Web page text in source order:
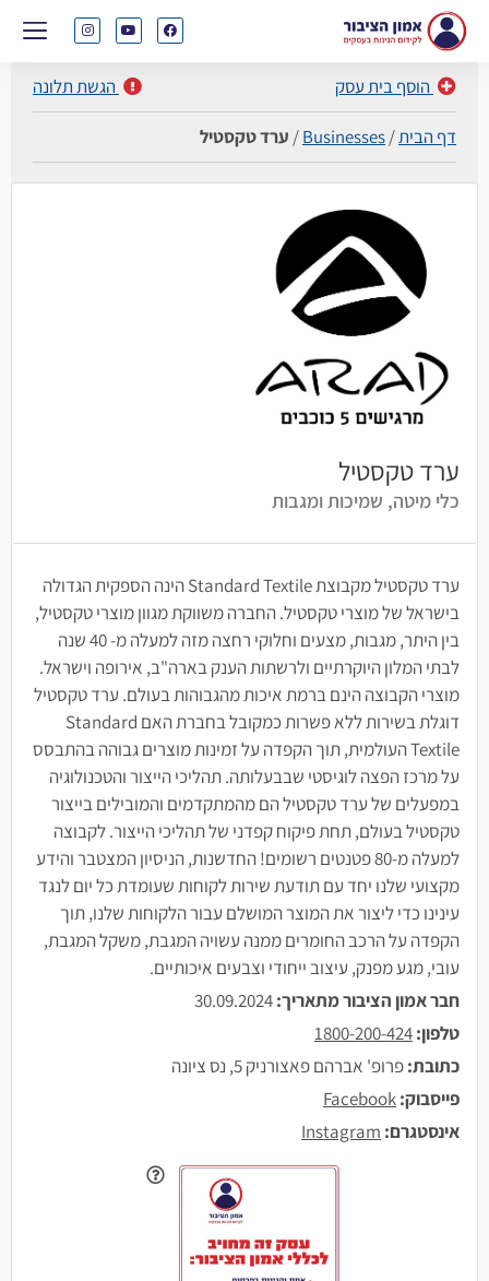
הוסף בית עסק הגשת תלונה
דף הבית/
Businesses
/ ערד טקסטיל
ערד טקסטיל
כלי מיטה, שמיכות ומגבות
ערד טקסטיל מקבוצת Standard Textile הינה הספקית הגדולה
בישראל של מוצרי טקסטיל. החברה משווקת מגוון מוצרי טקסטיל,
בין היתר, מגבות, מצעים וחלוקי רחצה מזה למעלה מ- 40 שנה
לבתי המלון היוקרתיים ולרשתות הענק בארה"ב, אירופה וישראל.
מוצרי הקבוצה הינם ברמת איכות מהגבוהות בעולם. ערד טקסטיל
דוגלת בשירות ללא פשרות כמקובל בחברת האם Standard
Textile העולמית, תוך הקפדה על זמינות מוצרים גבוהה בהתבסס
על מרכז הפצה לוגיסטי שבבעלותה. תהליכי הייצור והטכנולוגיה
במפעלים של ערד טקסטיל הם מהמתקדמים והמובילים בייצור
טקסטיל בעולם, תחת פיקוח קפדני של תהליכי הייצור. לקבוצה
למעלה מ-80 פטנטים רשומים! החדשנות, הניסיון המצטבר והידע
מקצועי שלנו יחד עם תודעת שירות לקוחות שעומדת כל יום לנגד
עינינו כדי ליצור את המוצר המושלם עבור הלקוחות שלנו, תוך
הקפדה על הרכב החומרים ממנה עשויה המגבת, משקל המגבת,
עובי, מגע מפנק, עיצוב ייחודי וצבעים איכותיים.
חבר אמון הציבור מתאריך:
טלפון:1800-200-424
כתובת:פרופ' אברהם פאצורניק 5, נס ציונה
פייסבוק:Facebook
אינסטגרם: Instagram